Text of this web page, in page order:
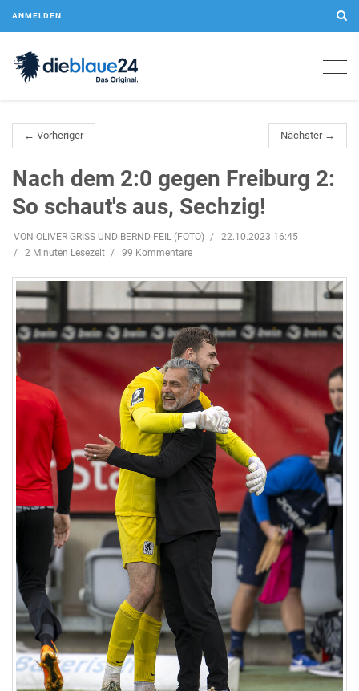
ANMELDEN
← Vorheriger Nächster →
Nach dem 2:0 gegen Freiburg 2:
So schaut's aus, Sechzig!
VON OLIVER GRISS UND BERND FEIL (FOTO)
22.10.2023 16:45
2 Minuten Lesezeit
99 Kommentare